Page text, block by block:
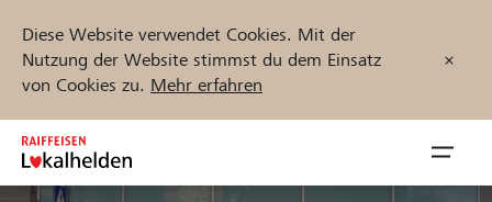
Diese Website verwendet Cookies. Mit der
Nutzung der Website stimmst du dem Einsatz
von Cookies zu. Mehr erfahren
Zum
Inhalt
springen
öffnen